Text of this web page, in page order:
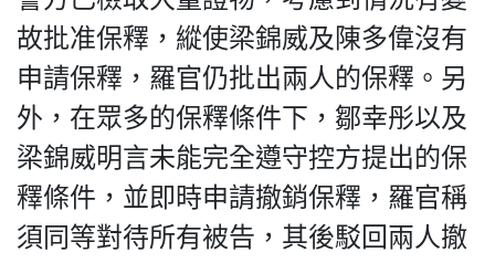
及
免
責
聲
明
©
2018
Silent
Majority
故批准保釋，縱使梁錦威及陳多偉沒有
申請保釋，羅官仍批出兩人的保釋。另
外，在眾多的保釋條件下，鄒幸彤以及
梁錦威明言未能完全遵守控方提出的保
釋條件，並即時申請撤銷保釋，羅官稱
須同等對待所有被告，其後駁回兩人撤